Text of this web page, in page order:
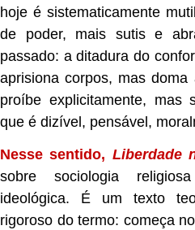
hoje é sistematicamente
de poder, mais sutis e
passado: a ditadura do
aprisiona corpos, mas
proíbe explicitamente, mas
que é dizível, pensável,
Nesse sentido, Liberdade
sobre sociologia
ideológica. É um texto
rigoroso do termo: começa